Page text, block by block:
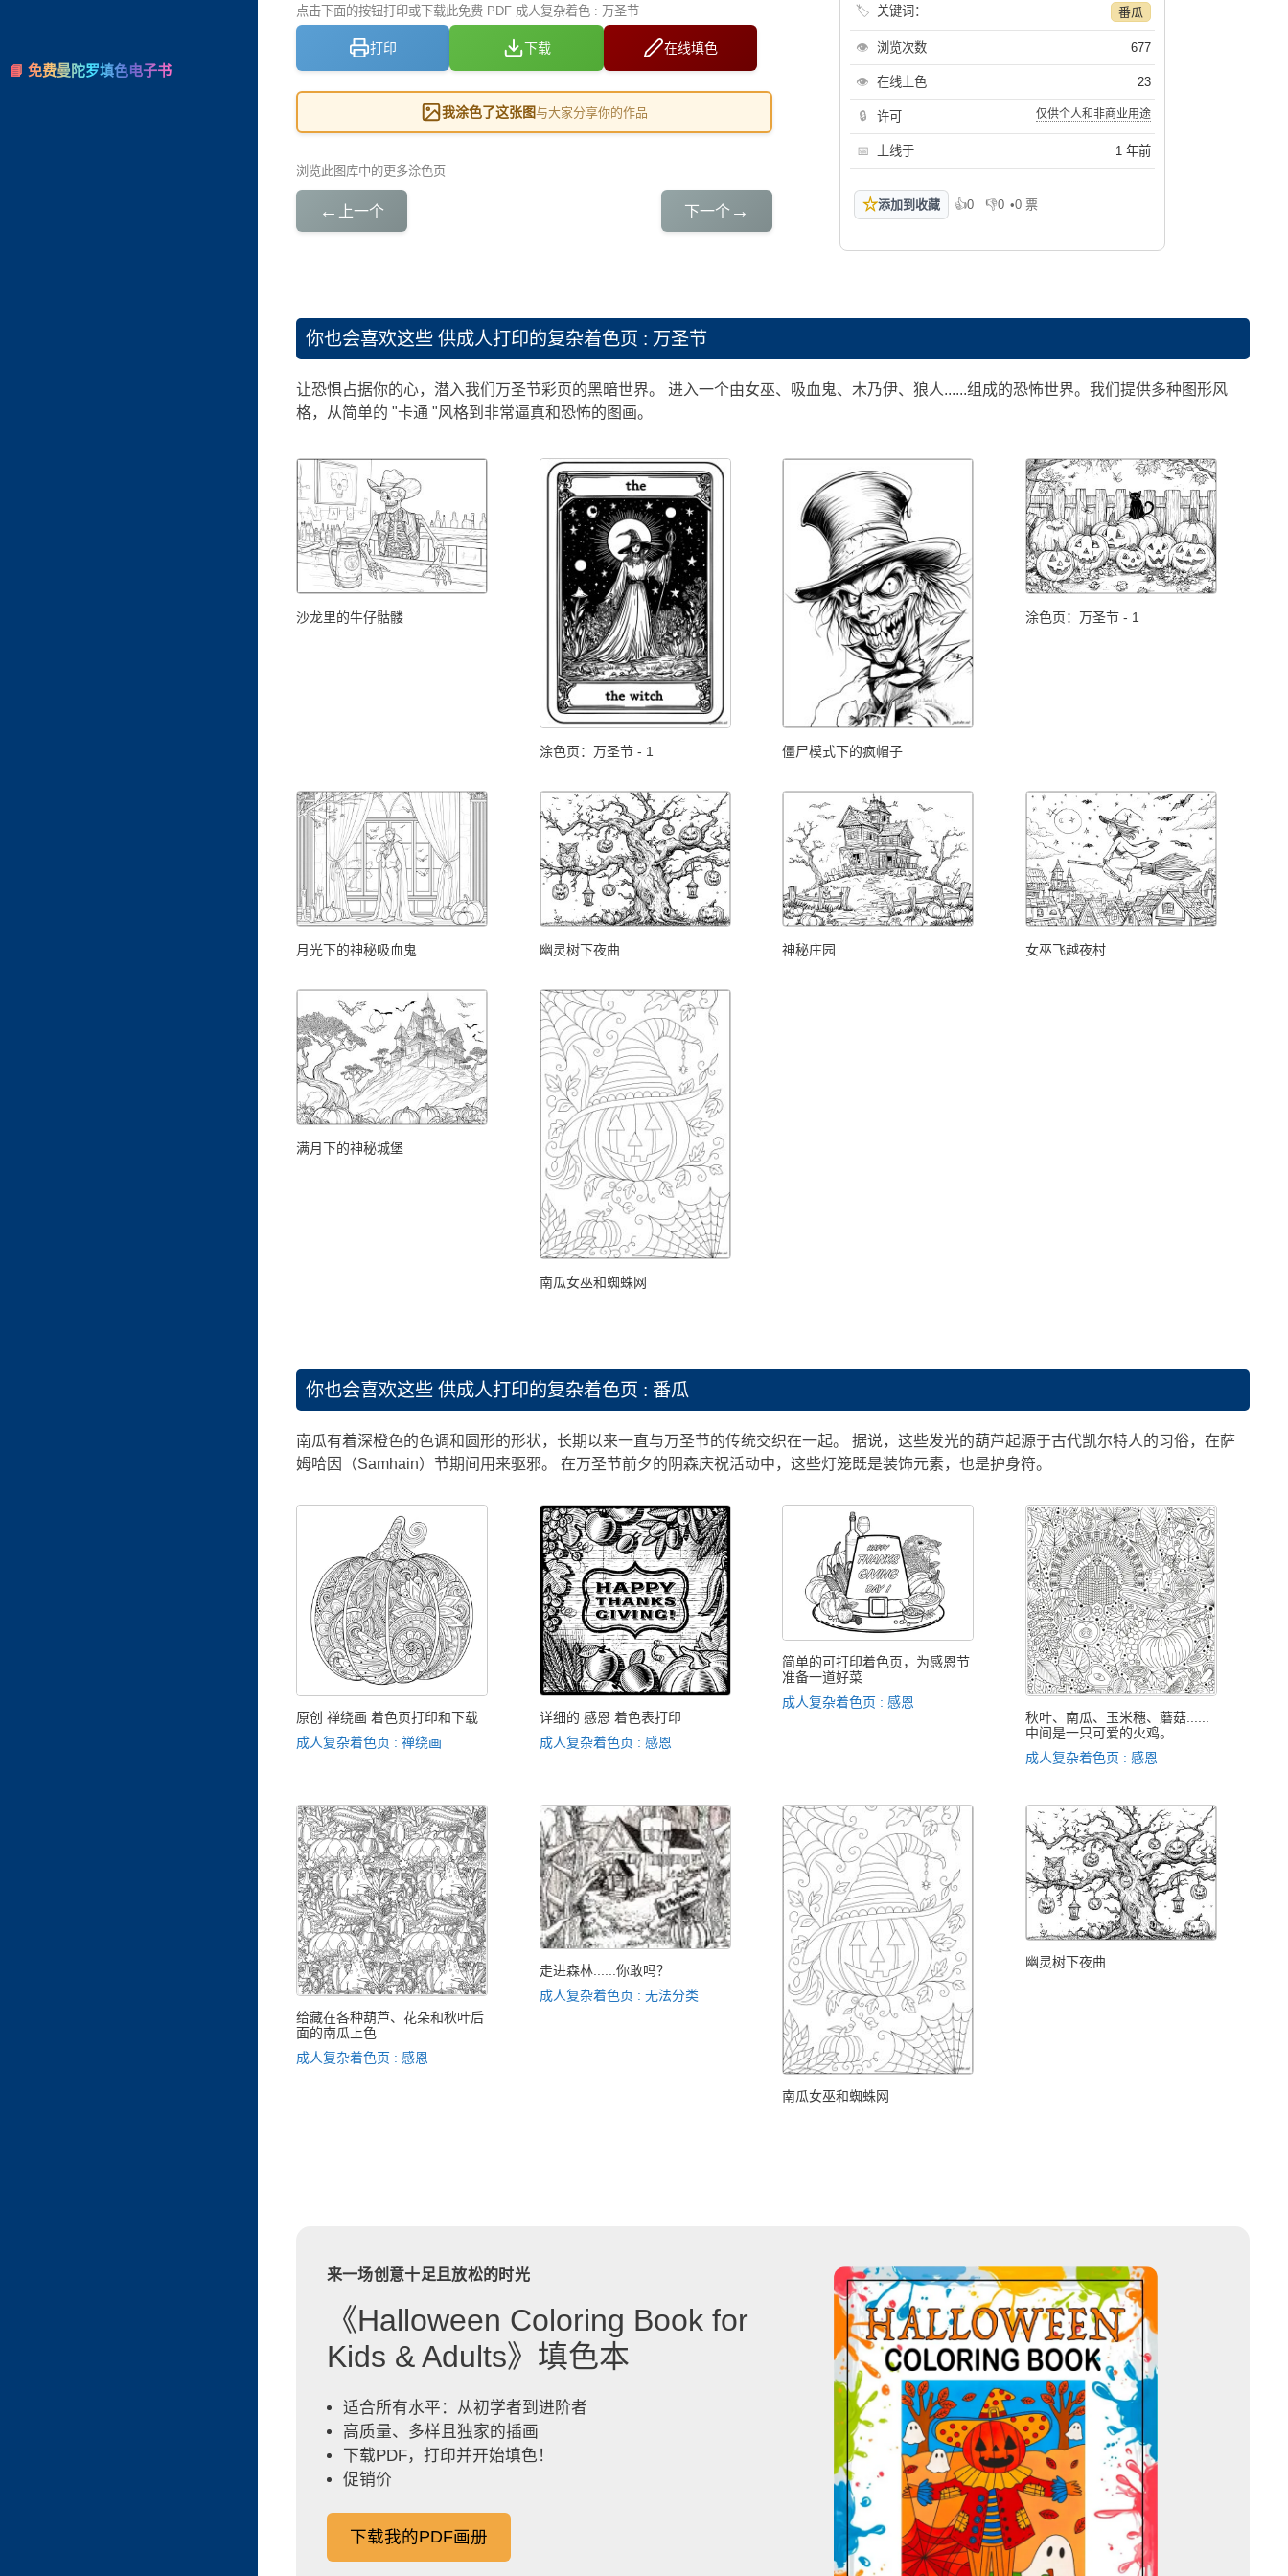
点击下面的按钮打印或下载此免费 PDF 成人复杂着色 : 万圣节
打印 下载 在线填色
我涂色了这张图与大家分享你的作品
浏览此图库中的更多涂色页
← 上一个 下一个 →
🏷 关键词： 番瓜
👁 浏览次数 677
👁 在线上色 23
🔒 许可 仅供个人和非商业用途
📅 上线于 1 年前
☆添加到收藏 👍0
喜欢 👎0
不喜欢
•0 票
你也会喜欢这些 供成人打印的复杂着色页 : 万圣节
让恐惧占据你的心，潜入我们万圣节彩页的黑暗世界。 进入一个由女巫、吸血鬼、木乃伊、狼人......组成的恐怖世界。我们提供多种图形风
格，从简单的 "卡通 "风格到非常逼真和恐怖的图画。
沙龙里的牛仔骷髅
涂色页：万圣节 - 1 僵尸模式下的疯帽子
涂色页：万圣节 - 1
月光下的神秘吸血鬼 幽灵树下夜曲 神秘庄园 女巫飞越夜村
满月下的神秘城堡
南瓜女巫和蜘蛛网
你也会喜欢这些 供成人打印的复杂着色页 : 番瓜
南瓜有着深橙色的色调和圆形的形状，长期以来一直与万圣节的传统交织在一起。 据说，这些发光的葫芦起源于古代凯尔特人的习俗，在萨
姆哈因（Samhain）节期间用来驱邪。 在万圣节前夕的阴森庆祝活动中，这些灯笼既是装饰元素，也是护身符。
原创 禅绕画 着色页打印和下载
成人复杂着色页 : 禅绕画
详细的 感恩 着色表打印
成人复杂着色页 : 感恩
简单的可打印着色页，为感恩节
准备一道好菜
成人复杂着色页 : 感恩
秋叶、南瓜、玉米穗、蘑菇......
中间是一只可爱的火鸡。
成人复杂着色页 : 感恩
给藏在各种葫芦、花朵和秋叶后
面的南瓜上色
成人复杂着色页 : 感恩
走进森林......你敢吗？
成人复杂着色页 : 无法分类
南瓜女巫和蜘蛛网
幽灵树下夜曲
来一场创意十足且放松的时光
《Halloween Coloring Book for
Kids & Adults》填色本
适合所有水平：从初学者到进阶者
高质量、多样且独家的插画
下载PDF，打印并开始填色！
促销价
下载我的PDF画册
📘 免费曼陀罗填色电子书